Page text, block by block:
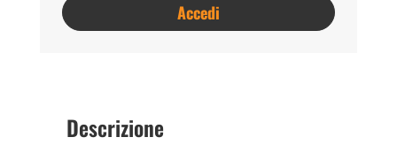
Accedi
Descrizione